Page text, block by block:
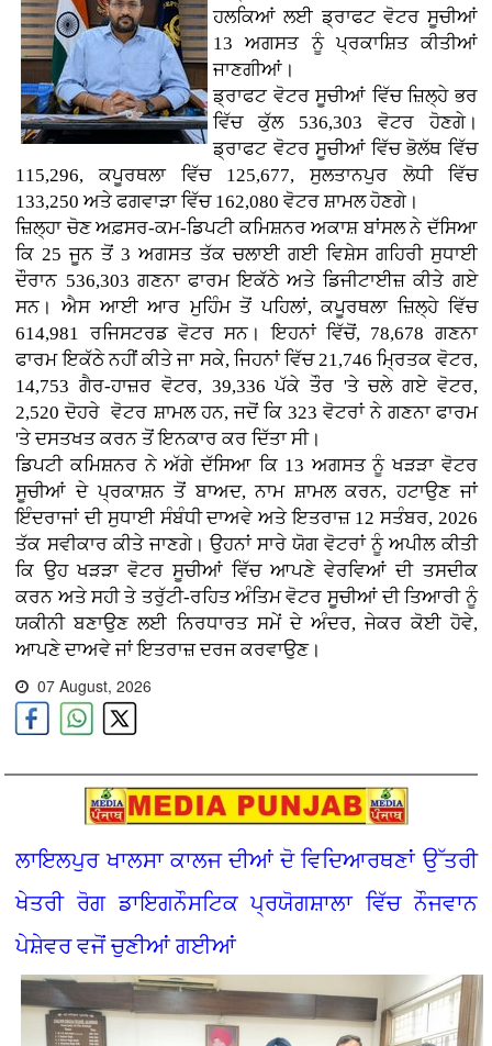
ਹਲਕਿਆਂ ਲਈ ਡ੍ਰਾਫਟ ਵੋਟਰ ਸੂਚੀਆਂ
13 ਅਗਸਤ ਨੂੰ ਪ੍ਰਕਾਸ਼ਿਤ ਕੀਤੀਆਂ
ਜਾਣਗੀਆਂ।
ਡ੍ਰਾਫਟ ਵੋਟਰ ਸੂਚੀਆਂ ਵਿੱਚ ਜ਼ਿਲ੍ਹੇ ਭਰ
ਵਿੱਚ ਕੁੱਲ 536,303 ਵੋਟਰ ਹੋਣਗੇ।
ਡ੍ਰਾਫਟ ਵੋਟਰ ਸੂਚੀਆਂ ਵਿੱਚ ਭੋਲੱਥ ਵਿੱਚ
115,296, ਕਪੂਰਥਲਾ ਵਿੱਚ 125,677, ਸੁਲਤਾਨਪੁਰ ਲੋਧੀ ਵਿੱਚ
133,250 ਅਤੇ ਫਗਵਾੜਾ ਵਿੱਚ 162,080 ਵੋਟਰ ਸ਼ਾਮਲ ਹੋਣਗੇ।
ਜ਼ਿਲ੍ਹਾ ਚੋਣ ਅਫ਼ਸਰ-ਕਮ-ਡਿਪਟੀ ਕਮਿਸ਼ਨਰ ਅਕਾਸ਼ ਬਾਂਸਲ ਨੇ ਦੱਸਿਆ
ਕਿ 25 ਜੂਨ ਤੋਂ 3 ਅਗਸਤ ਤੱਕ ਚਲਾਈ ਗਈ ਵਿਸ਼ੇਸ ਗਹਿਰੀ ਸੁਧਾਈ
ਦੌਰਾਨ 536,303 ਗਣਨਾ ਫਾਰਮ ਇਕੱਠੇ ਅਤੇ ਡਿਜੀਟਾਈਜ਼ ਕੀਤੇ ਗਏ
ਸਨ। ਐਸ ਆਈ ਆਰ ਮੁਹਿੰਮ ਤੋਂ ਪਹਿਲਾਂ, ਕਪੂਰਥਲਾ ਜ਼ਿਲ੍ਹੇ ਵਿੱਚ
614,981 ਰਜਿਸਟਰਡ ਵੋਟਰ ਸਨ। ਇਹਨਾਂ ਵਿੱਚੋਂ, 78,678 ਗਣਨਾ
ਫਾਰਮ ਇਕੱਠੇ ਨਹੀਂ ਕੀਤੇ ਜਾ ਸਕੇ, ਜਿਹਨਾਂ ਵਿੱਚ 21,746 ਮ੍ਰਿਤਕ ਵੋਟਰ,
14,753 ਗੈਰ-ਹਾਜ਼ਰ ਵੋਟਰ, 39,336 ਪੱਕੇ ਤੌਰ 'ਤੇ ਚਲੇ ਗਏ ਵੋਟਰ,
2,520 ਦੋਹਰੇ ਵੋਟਰ ਸ਼ਾਮਲ ਹਨ, ਜਦੋਂ ਕਿ 323 ਵੋਟਰਾਂ ਨੇ ਗਣਨਾ ਫਾਰਮ
'ਤੇ ਦਸਤਖਤ ਕਰਨ ਤੋਂ ਇਨਕਾਰ ਕਰ ਦਿੱਤਾ ਸੀ।
ਡਿਪਟੀ ਕਮਿਸ਼ਨਰ ਨੇ ਅੱਗੇ ਦੱਸਿਆ ਕਿ 13 ਅਗਸਤ ਨੂੰ ਖੜੜਾ ਵੋਟਰ
ਸੂਚੀਆਂ ਦੇ ਪ੍ਰਕਾਸ਼ਨ ਤੋਂ ਬਾਅਦ, ਨਾਮ ਸ਼ਾਮਲ ਕਰਨ, ਹਟਾਉਣ ਜਾਂ
ਇੰਦਰਾਜਾਂ ਦੀ ਸੁਧਾਈ ਸੰਬੰਧੀ ਦਾਅਵੇ ਅਤੇ ਇਤਰਾਜ਼ 12 ਸਤੰਬਰ, 2026
ਤੱਕ ਸਵੀਕਾਰ ਕੀਤੇ ਜਾਣਗੇ। ਉਹਨਾਂ ਸਾਰੇ ਯੋਗ ਵੋਟਰਾਂ ਨੂੰ ਅਪੀਲ ਕੀਤੀ
ਕਿ ਉਹ ਖੜੜਾ ਵੋਟਰ ਸੂਚੀਆਂ ਵਿੱਚ ਆਪਣੇ ਵੇਰਵਿਆਂ ਦੀ ਤਸਦੀਕ
ਕਰਨ ਅਤੇ ਸਹੀ ਤੇ ਤਰੁੱਟੀ-ਰਹਿਤ ਅੰਤਿਮ ਵੋਟਰ ਸੂਚੀਆਂ ਦੀ ਤਿਆਰੀ ਨੂੰ
ਯਕੀਨੀ ਬਣਾਉਣ ਲਈ ਨਿਰਧਾਰਤ ਸਮੇਂ ਦੇ ਅੰਦਰ, ਜੇਕਰ ਕੋਈ ਹੋਵੇ,
ਆਪਣੇ ਦਾਅਵੇ ਜਾਂ ਇਤਰਾਜ਼ ਦਰਜ ਕਰਵਾਉਣ।
07 August, 2026
ਲਾਇਲਪੁਰ ਖਾਲਸਾ ਕਾਲਜ ਦੀਆਂ ਦੋ ਵਿਦਿਆਰਥਣਾਂ ਉੱਤਰੀ
ਖੇਤਰੀ ਰੋਗ ਡਾਇਗਨੌਸਟਿਕ ਪ੍ਰਯੋਗਸ਼ਾਲਾ ਵਿੱਚ ਨੌਜਵਾਨ
ਪੇਸ਼ੇਵਰ ਵਜੋਂ ਚੁਣੀਆਂ ਗਈਆਂ